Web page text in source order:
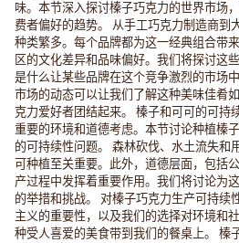
味。本节深入探讨榛子巧克力的世界市场
费者偏好的趋势。 从手工巧克力制造商到
种类繁多。每个品牌都为这一经典组合带
区的文化差异和品味偏好。我们将探讨这
是什么让某些品牌在这个竞争激烈的市场
市场的动态可以让我们了解这种美味佳肴
克力爱好者团结起来。 榛子和可可的可持
重要的环境和道德考虑。本节讨论种植榛
的可持续性问题。 森林砍伐、水土流失和
可种植至关重要。此外，道德层面，包括
产过程中发挥着重要作用。我们将讨论为
的举措和挑战。 对榛子巧克力生产可持续
主义的重要性，以及我们的选择对环境和
种受人喜爱的美食带到我们的餐桌上。 榛